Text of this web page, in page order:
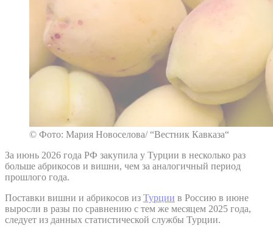
© Фото: Мария Новоселова/ “Вестник Кавказа“
За июнь 2026 года РФ закупила у Турции в несколько раз
больше абрикосов и вишни, чем за аналогичный период
прошлого года.
Поставки вишни и абрикосов из Турции в Россию в июне
выросли в разы по сравнению с тем же месяцем 2025 года,
следует из данных статистической службы Турции.